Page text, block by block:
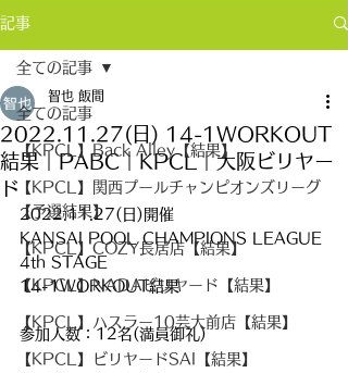
記事
全ての記事
【KPCL】Back Alley【結果】
【KPCL】関西プールチャンピオンズリーグ
【予選結果】
【KPCL】COZY長居店【結果】
【KPCL】NADAビリヤード【結果】
【KPCL】ハスラー10芸大前店【結果】
【KPCL】ビリヤードSAI【結果】
全ての記事
2022.11.27(日) 14-1WORKOUT
結果｜PABC｜KPCL｜大阪ビリヤー
ド
智也 飯間
2022.11.27(日)開催
KANSAI POOL CHAMPIONS LEAGUE
4th STAGE
14-1WORKOUT結果
参加人数：12名(満員御礼)